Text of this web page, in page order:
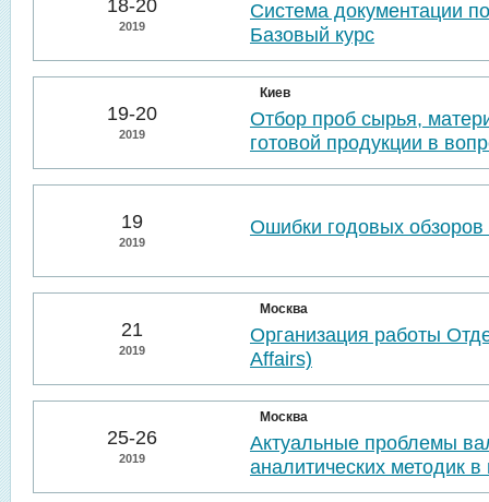
18-20
2019
Система документации
Базовый курс
19-20
2019
Киев
Отбор проб сырья,
готовой продукции в
19
2019
Ошибки годовых обзоров
21
2019
Москва
Организация работы
Affairs)
25-26
2019
Москва
Актуальные проблемы
аналитических методик в